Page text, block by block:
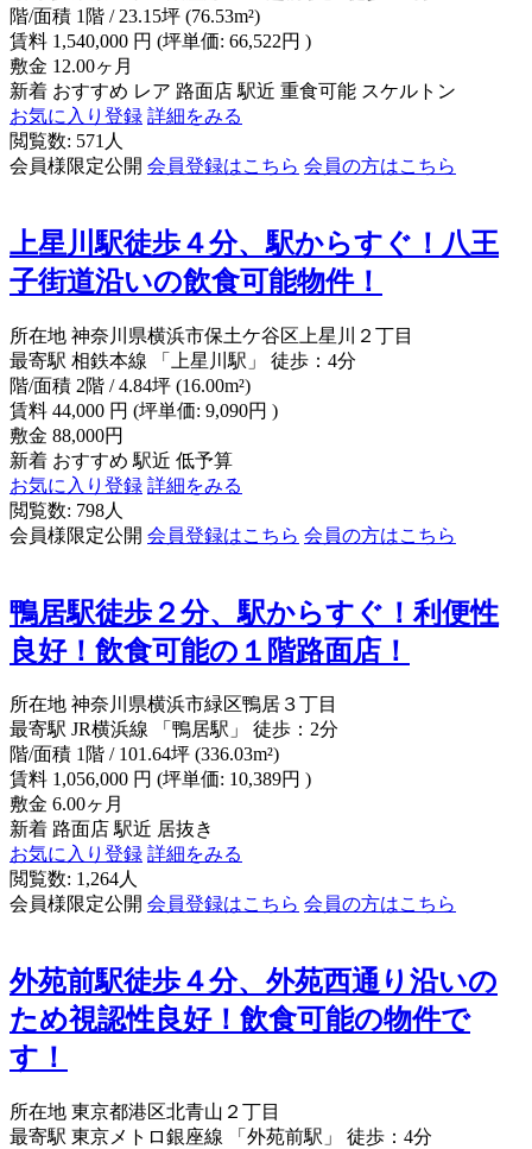
階/面積 1階 / 23.15坪 (76.53m²)
賃料 1,540,000 円 (坪単価: 66,522円 )
敷金 12.00ヶ月
新着 おすすめ レア 路面店 駅近 重食可能 スケルトン
お気に入り登録 詳細をみる
閲覧数: 571人
会員様限定公開 会員登録はこちら 会員の方はこちら
上星川駅徒歩４分、駅からすぐ！八王
子街道沿いの飲食可能物件！
所在地 神奈川県横浜市保土ケ谷区上星川２丁目
最寄駅 相鉄本線 「上星川駅」 徒歩：4分
階/面積 2階 / 4.84坪 (16.00m²)
賃料 44,000 円 (坪単価: 9,090円 )
敷金 88,000円
新着 おすすめ 駅近 低予算
お気に入り登録 詳細をみる
閲覧数: 798人
会員様限定公開 会員登録はこちら 会員の方はこちら
鴨居駅徒歩２分、駅からすぐ！利便性
良好！飲食可能の１階路面店！
所在地 神奈川県横浜市緑区鴨居３丁目
最寄駅 JR横浜線 「鴨居駅」 徒歩：2分
階/面積 1階 / 101.64坪 (336.03m²)
賃料 1,056,000 円 (坪単価: 10,389円 )
敷金 6.00ヶ月
新着 路面店 駅近 居抜き
お気に入り登録 詳細をみる
閲覧数: 1,264人
会員様限定公開 会員登録はこちら 会員の方はこちら
外苑前駅徒歩４分、外苑西通り沿いの
ため視認性良好！飲食可能の物件で
す！
所在地 東京都港区北青山２丁目
最寄駅 東京メトロ銀座線 「外苑前駅」 徒歩：4分